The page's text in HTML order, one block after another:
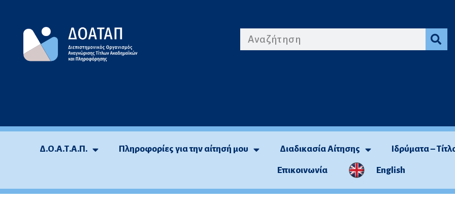
περιεχόμενο
Δ.Ο.Α.Τ.Α.Π. Πληροφορίες για την αίτησή μου Διαδικασία Αίτησης Ιδρύματα –
Επικοινωνία English